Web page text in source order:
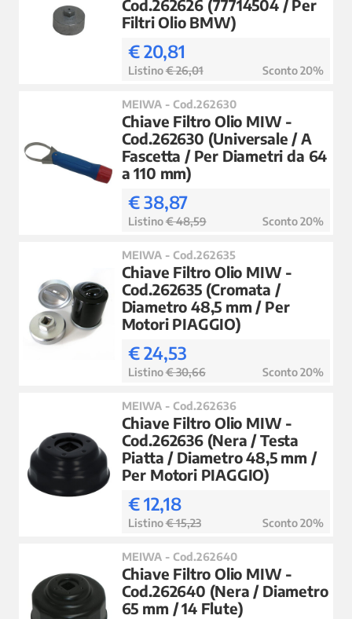
Cod.262626 (77714504 / Per
Filtri Olio BMW)
€ 20,81
Listino€ 26,01 Sconto 20%
MEIWA - Cod.262630
Chiave Filtro Olio MIW -
Cod.262630 (Universale / A
Fascetta / Per Diametri da 64
a 110 mm)
€ 38,87
Listino€ 48,59 Sconto 20%
MEIWA - Cod.262635
Chiave Filtro Olio MIW -
Cod.262635 (Cromata /
Diametro 48,5 mm / Per
Motori PIAGGIO)
€ 24,53
Listino€ 30,66 Sconto 20%
MEIWA - Cod.262636
Chiave Filtro Olio MIW -
Cod.262636 (Nera / Testa
Piatta / Diametro 48,5 mm /
Per Motori PIAGGIO)
€ 12,18
Listino€ 15,23 Sconto 20%
MEIWA - Cod.262640
Chiave Filtro Olio MIW -
Cod.262640 (Nera / Diametro
65 mm / 14 Flute)